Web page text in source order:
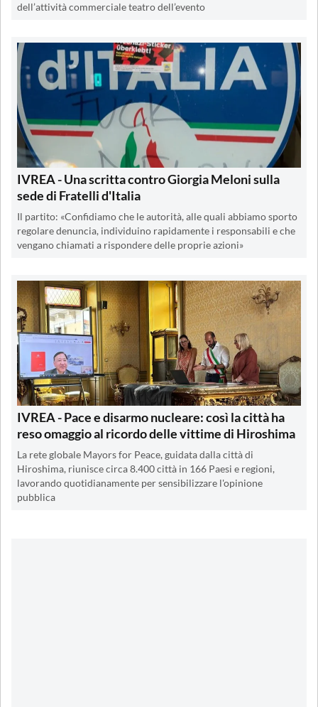
dell’attività commerciale teatro dell’evento
IVREA - Una scritta contro Giorgia Meloni sulla
sede di Fratelli d'Italia
Il partito: «Confidiamo che le autorità, alle quali abbiamo sporto
regolare denuncia, individuino rapidamente i responsabili e che
vengano chiamati a rispondere delle proprie azioni»
IVREA - Pace e disarmo nucleare: così la città ha
reso omaggio al ricordo delle vittime di Hiroshima
La rete globale Mayors for Peace, guidata dalla città di
Hiroshima, riunisce circa 8.400 città in 166 Paesi e regioni,
lavorando quotidianamente per sensibilizzare l'opinione
pubblica